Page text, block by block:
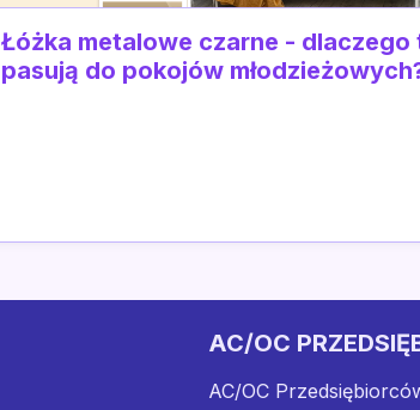
Łóżka metalowe czarne - dlaczego
pasują do pokojów
AC/OC
AC/OC